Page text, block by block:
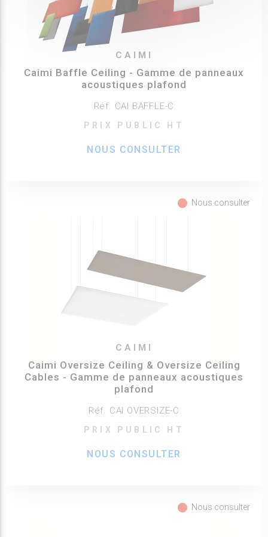
CAIMI
Caimi Baffle Ceiling - Gamme de panneaux
acoustiques plafond
Réf. CAI BAFFLE-C
PRIX PUBLIC HT
NOUS CONSULTER
fiber_manual_record Nous consulter
CAIMI
Caimi Oversize Ceiling & Oversize Ceiling
Cables - Gamme de panneaux acoustiques
plafond
Réf. CAI OVERSIZE-C
PRIX PUBLIC HT
NOUS CONSULTER
fiber_manual_record Nous consulter